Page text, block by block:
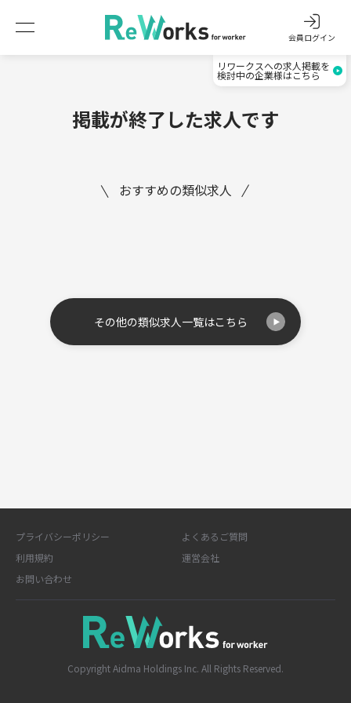
会員ログイン
リワークスへの求人掲載を
検討中の企業様はこちら
掲載が終了した求人です
おすすめの類似求人
その他の類似求人一覧はこちら
プライバシーポリシー
よくあるご質問
利用規約
運営会社
お問い合わせ
Copyright Aidma Holdings Inc. All Rights Reserved.